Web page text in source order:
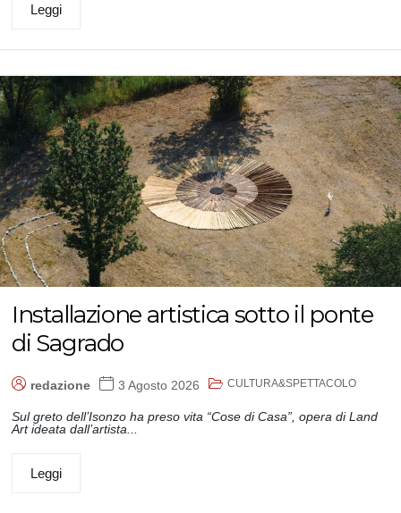
Leggi
Installazione artistica sotto il ponte
di Sagrado
redazione 3 Agosto 2026 CULTURA&SPETTACOLO
Sul greto dell’Isonzo ha preso vita “Cose di Casa”, opera di Land
Art ideata dall’artista...
Leggi